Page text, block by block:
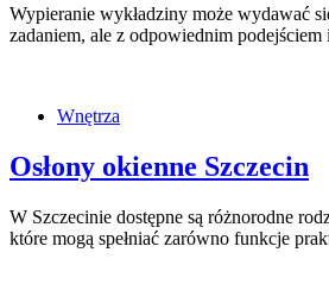
Wypieranie wykładziny może wydawać
zadaniem, ale z odpowiednim
Wnętrza
Osłony okienne Szczecin
W Szczecinie dostępne są różnorodne
które mogą spełniać zarówno funkcje